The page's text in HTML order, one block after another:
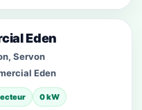
Eden
Servon
Eden
0 kW